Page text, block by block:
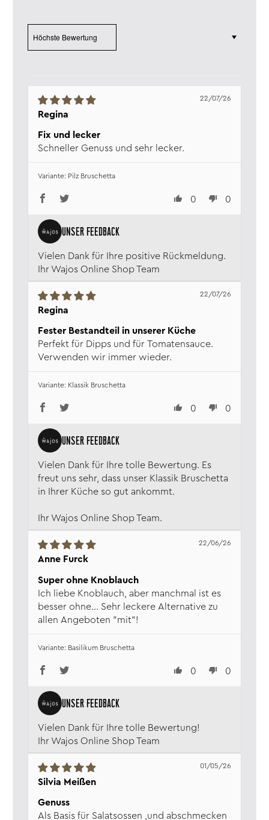
Energie:
Fettsäuren:
Kohlenhydrate:
48,6 g
8,9 g
Verantw. Lebensmittel­
unternehmen:
Regina
22/07/26
Fix und lecker
Schneller Genuss und sehr lecker.
0 0
Vielen Dank für Ihre positive Rückmeldung.
Ihr Wajos Online Shop Team
Pilz Bruschetta
Regina
22/07/26
Fester Bestandteil in unserer Küche
Perfekt für Dipps und für Tomatensauce.
Verwenden wir immer wieder.
0 0
Vielen Dank für Ihre tolle Bewertung. Es
freut uns sehr, dass unser Klassik Bruschetta
in Ihrer Küche so gut ankommt.
Ihr Wajos Online Shop Team.
Klassik Bruschetta
Anne Furck
22/06/26
Super ohne Knoblauch
Ich liebe Knoblauch, aber manchmal ist es
besser ohne... Sehr leckere Alternative zu
allen Angeboten "mit"!
0 0
Vielen Dank für Ihre tolle Bewertung!
Ihr Wajos Online Shop Team
Basilikum Bruschetta
Silvia Meißen
01/05/26
Genuss
Als Basis für Salatsossen ,und abschmecken